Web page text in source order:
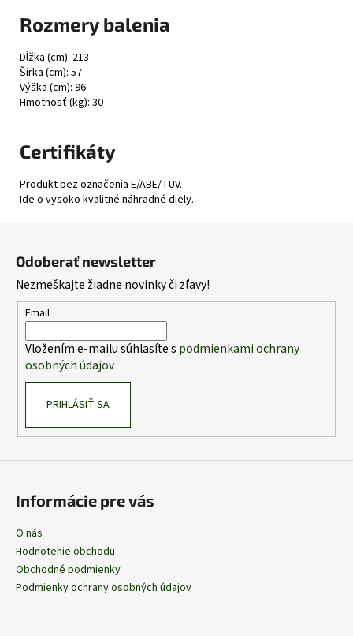
Rozmery balenia
Dĺžka (cm): 213
Šírka (cm): 57
Výška (cm): 96
Hmotnosť (kg): 30
Certifikáty
Produkt bez označenia E/ABE/TUV.
Ide o vysoko kvalitné náhradné diely.
Odoberať newsletter
Nezmeškajte žiadne novinky či zľavy!
Email
Vložením e-mailu súhlasíte s podmienkami ochrany
osobných údajov
PRIHLÁSIŤ SA
Informácie pre vás
O nás
Hodnotenie obchodu
Obchodné podmienky
Podmienky ochrany osobných údajov